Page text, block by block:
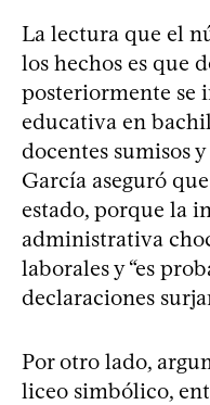
La lectura que el
los hechos es que
posteriormente se
educativa en
docentes sumisos
García aseguró
estado, porque la
administrativa
laborales y “es
declaraciones
Por otro lado,
liceo simbólico,